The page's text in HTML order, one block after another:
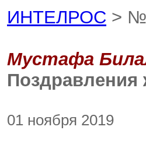
ИНТЕЛРОС >
Мустафа
Поздравления
01 ноября 2019